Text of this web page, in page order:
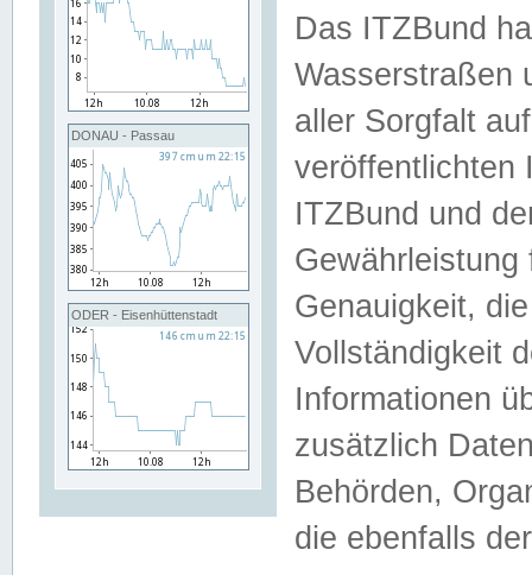
DONAU - Passau
ODER - Eisenhüttenstadt
Das ITZBund
Wasserstraßen
aller Sorgfalt
veröffentlichten
ITZBund und
Genauigkeit,
Vollständigkeit
Informationen
zusätzlich
Behörden,
die ebenfalls